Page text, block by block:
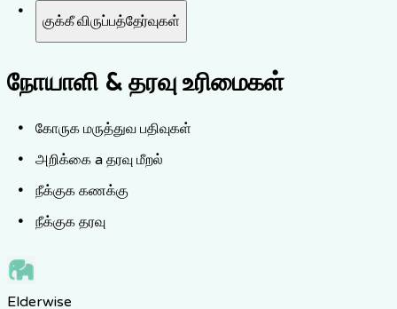
குக்கீ விருப்பத்தேர்வுகள்
நோயாளி & தரவு உரிமைகள்
கோருக மருத்துவ பதிவுகள்
அறிக்கை a தரவு மீறல்
நீக்குக கணக்கு
நீக்குக தரவு
Elderwise